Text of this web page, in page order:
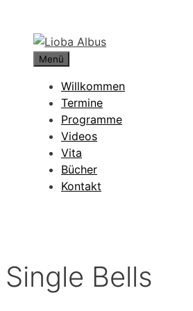
springen
Menü
Willkommen
Termine
Programme
Videos
Vita
Bücher
Kontakt
Single Bells